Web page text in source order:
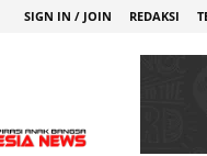
SIGN IN / JOIN REDAKSI